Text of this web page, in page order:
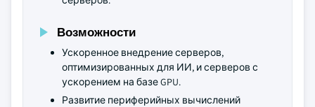
Возможности
Ускоренное внедрение серверов,
оптимизированных для ИИ, и серверов с
ускорением на базе GPU.
Развитие периферийных вычислений